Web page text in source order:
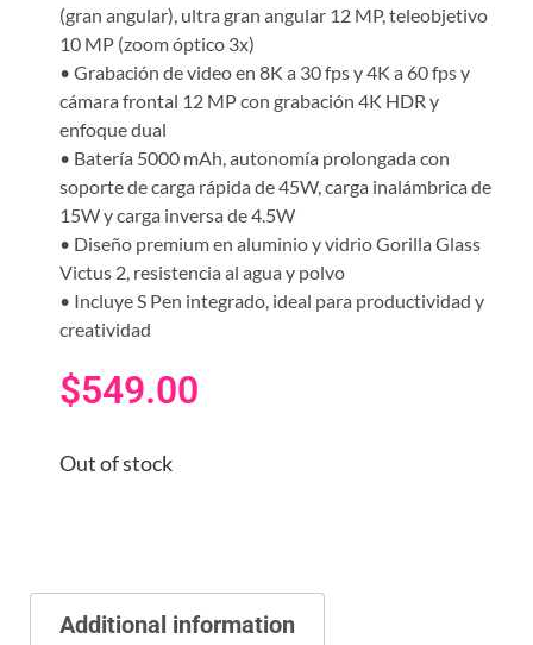
(gran angular), ultra gran angular 12 MP, teleobjetivo
10 MP (zoom óptico 3x)
• Grabación de video en 8K a 30 fps y 4K a 60 fps y
cámara frontal 12 MP con grabación 4K HDR y
enfoque dual
• Batería 5000 mAh, autonomía prolongada con
soporte de carga rápida de 45W, carga inalámbrica de
15W y carga inversa de 4.5W
• Diseño premium en aluminio y vidrio Gorilla Glass
Victus 2, resistencia al agua y polvo
• Incluye S Pen integrado, ideal para productividad y
creatividad
$549.00
Out of stock
Additional information